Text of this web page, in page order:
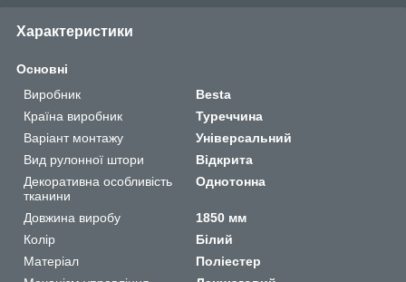
Характеристики
Основні
Виробник
Besta
Країна виробник
Туреччина
Варіант монтажу
Універсальний
Вид рулонної штори
Відкрита
Декоративна особливість
тканини
Однотонна
Довжина виробу
1850 мм
Колір
Білий
Матеріал
Поліестер